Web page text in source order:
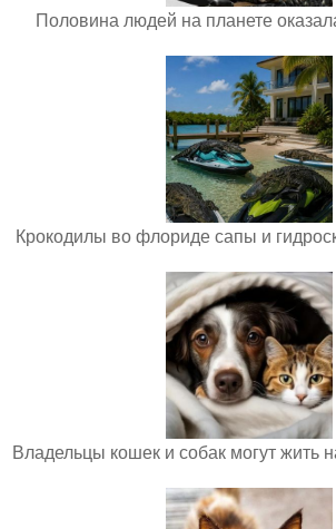
Половина людей на планете
Крокодилы во флориде сапы и
Владельцы кошек и собак могут жить